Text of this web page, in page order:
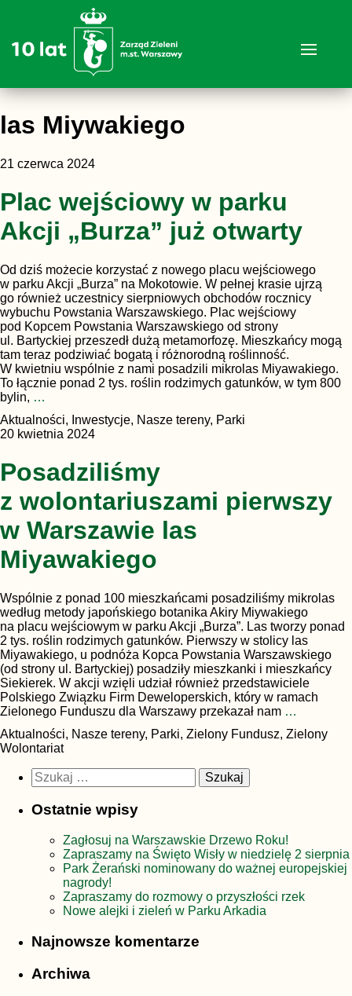
las Miywakiego
21 czerwca 2024
Plac wejściowy w parku
Akcji „Burza” już otwarty
Od dziś możecie korzystać z nowego placu wejściowego
w parku Akcji „Burza” na Mokotowie. W pełnej krasie ujrzą
go również uczestnicy sierpniowych obchodów rocznicy
wybuchu Powstania Warszawskiego. Plac wejściowy
pod Kopcem Powstania Warszawskiego od strony
ul. Bartyckiej przeszedł dużą metamorfozę. Mieszkańcy mogą
tam teraz podziwiać bogatą i różnorodną roślinność.
W kwietniu wspólnie z nami posadzili mikrolas Miyawakiego.
To łącznie ponad 2 tys. roślin rodzimych gatunków, w tym 800
bylin, …
Aktualności, Inwestycje, Nasze tereny, Parki
20 kwietnia 2024
Posadziliśmy
z wolontariuszami pierwszy
w Warszawie las
Miyawakiego
Wspólnie z ponad 100 mieszkańcami posadziliśmy mikrolas
według metody japońskiego botanika Akiry Miywakiego
na placu wejściowym w parku Akcji „Burza”. Las tworzy ponad
2 tys. roślin rodzimych gatunków. Pierwszy w stolicy las
Miyawakiego, u podnóża Kopca Powstania Warszawskiego
(od strony ul. Bartyckiej) posadziły mieszkanki i mieszkańcy
Siekierek. W akcji wzięli udział również przedstawiciele
Polskiego Związku Firm Deweloperskich, który w ramach
Zielonego Funduszu dla Warszawy przekazał nam …
Aktualności, Nasze tereny, Parki, Zielony Fundusz, Zielony
Wolontariat
Szukaj:
Ostatnie wpisy
Zagłosuj na Warszawskie Drzewo Roku!
Zapraszamy na Święto Wisły w niedzielę 2 sierpnia
Park Żerański nominowany do ważnej europejskiej
nagrody!
Zapraszamy do rozmowy o przyszłości rzek
Nowe alejki i zieleń w Parku Arkadia
Najnowsze komentarze
Archiwa